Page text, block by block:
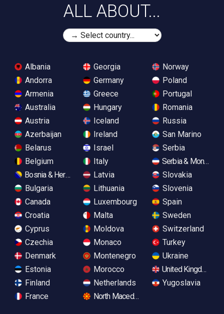
ALL ABOUT...
Albania
Andorra
Armenia
Australia
Austria
Azerbaijan
Belarus
Belgium
Bosnia & Herzegovina
Bulgaria
Canada
Croatia
Cyprus
Czechia
Denmark
Estonia
Finland
France
Georgia
Germany
Greece
Hungary
Iceland
Ireland
Israel
Italy
Latvia
Lithuania
Luxembourg
Malta
Moldova
Monaco
Montenegro
Morocco
Netherlands
North Macedonia
Norway
Poland
Portugal
Romania
Russia
San Marino
Serbia
Serbia &
Slovakia
Slovenia
Spain
Sweden
Switzerland
Turkey
Ukraine
United Kingdom
Yugoslavia